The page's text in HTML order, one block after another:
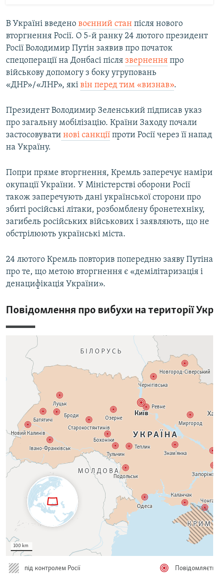
В Україні введено воєнний стан після нового
вторгнення Росії. О 5-й ранку 24 лютого президент
Росії Володимир Путін заявив про початок
спецоперації на Донбасі після звернення про
військову допомогу з боку угруповань
«ДНР»/«ЛНР», які він перед тим «визнав».
Президент Володимир Зеленський підписав указ
про загальну мобілізацію. Країни Заходу почали
застосовувати нові санкції проти Росії через її напад
на Україну.
Попри пряме вторгнення, Кремль заперечує наміри
окупації України. У Міністерстві оборони Росії
також заперечують дані української сторони про
збиті російські літаки, розбомблену бронетехніку,
загибель російських військових і заявляють, що не
обстрілюють українські міста.
24 лютого Кремль повторив попередню заяву Путіна
про те, що метою вторгнення є «демілітаризація і
денацифікація України».